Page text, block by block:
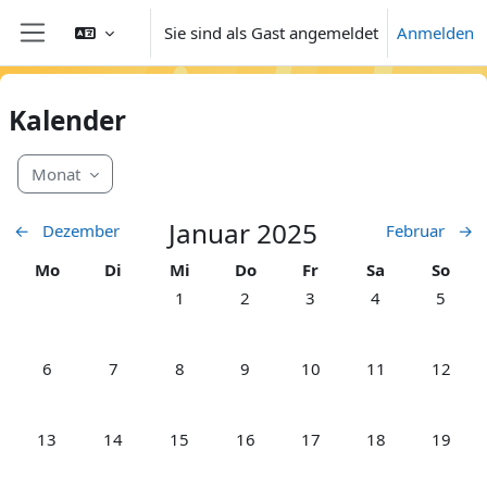
Website-Übersicht
Sie sind als Gast angemeldet Anmelden
Kalender
Monat
← Dezember Januar 2025 Februar
→
Montag
Mo Dienstag
Di Mittwoch
Mi Donnerstag
Do Freitag
Fr Samstag
Sa
So
Keine Termine, Mittwoch, 1. Januar
1 Keine Termine, Donnerstag, 2.
2 Keine Termine, Freitag,
3 Keine Termine,
4 Keine
5
Keine Termine, Montag, 6. Januar
6 Keine Termine, Dienstag, 7. Januar
7 Keine Termine, Mittwoch, 8. Januar
8 Keine Termine, Donnerstag, 9.
9 Keine Termine, Freitag,
10 Keine Termine,
11 Keine
12
Keine Termine, Montag, 13. Januar
13 Keine Termine, Dienstag, 14. Januar
14 Keine Termine, Mittwoch, 15. Januar
15 Keine Termine, Donnerstag, 16.
16 Keine Termine, Freitag,
17 Keine Termine,
18 Keine
19